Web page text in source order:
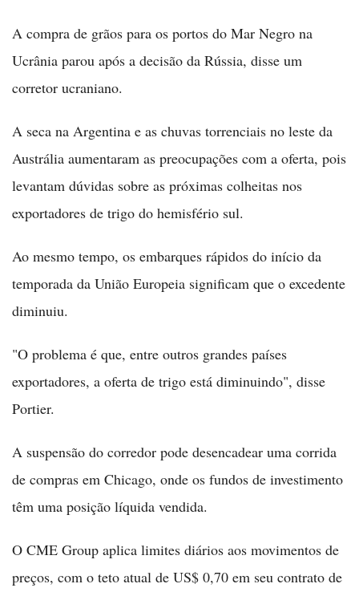
A compra de grãos para os portos do Mar Negro na
Ucrânia parou após a decisão da Rússia, disse um
corretor ucraniano.
A seca na Argentina e as chuvas torrenciais no leste da
Austrália aumentaram as preocupações com a oferta, pois
levantam dúvidas sobre as próximas colheitas nos
exportadores de trigo do hemisfério sul.
Ao mesmo tempo, os embarques rápidos do início da
temporada da União Europeia significam que o excedente
diminuiu.
"O problema é que, entre outros grandes países
exportadores, a oferta de trigo está diminuindo", disse
Portier.
A suspensão do corredor pode desencadear uma corrida
de compras em Chicago, onde os fundos de investimento
têm uma posição líquida vendida.
O CME Group aplica limites diários aos movimentos de
preços, com o teto atual de US$ 0,70 em seu contrato de